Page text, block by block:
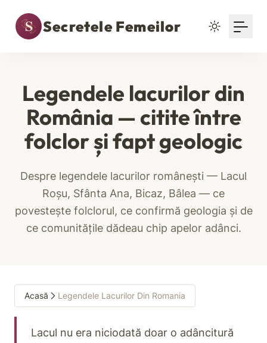
Secretele Femeilor
Legendele lacurilor din
România — citite între
folclor și fapt geologic
Despre legendele lacurilor românești — Lacul
Roșu, Sfânta Ana, Bicaz, Bâlea — ce
povestește folclorul, ce confirmă geologia și de
ce comunitățile dădeau chip apelor adânci.
Acasă Legendele Lacurilor Din Romania
Lacul nu era niciodată doar o adâncitură